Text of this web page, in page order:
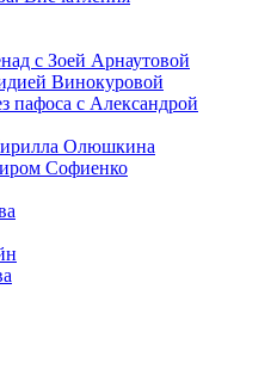
с Зоей Арнаутовой
Винокуровой
пафоса с Александрой
Олюшкина
Софиенко